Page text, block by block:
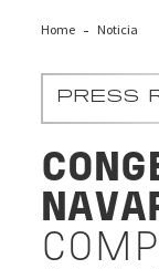
Home Noticia
PRESS